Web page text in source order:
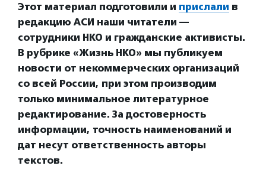
Этот материал подготовили и прислали в
редакцию АСИ наши читатели —
сотрудники НКО и гражданские активисты.
В рубрике «Жизнь НКО» мы публикуем
новости от некоммерческих организаций
со всей России, при этом производим
только минимальное литературное
редактирование. За достоверность
информации, точность наименований и
дат несут ответственность авторы
текстов.